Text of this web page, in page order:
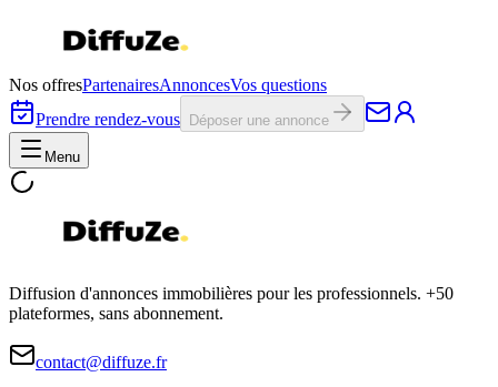
Nos offresPartenairesAnnoncesVos questions
Prendre rendez-vous
Déposer une annonce
Menu
Diffusion d'annonces immobilières pour les professionnels. +50
plateformes, sans abonnement.
contact@diffuze.fr